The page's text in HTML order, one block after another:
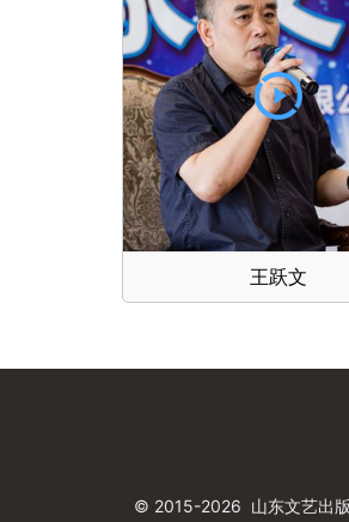
王跃文
© 2015-2026 山东文艺出